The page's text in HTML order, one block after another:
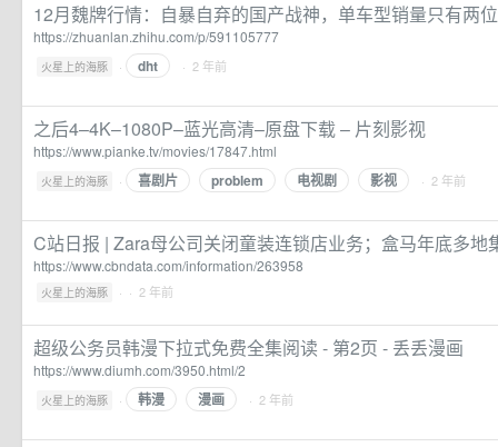
12月魏牌行情：自暴自弃的国产战神，单车型销量只有两
https://zhuanlan.zhihu.com/p/591105777
火星上的海豚 · dht · 2 年前
之后4–4K–1080P–蓝光高清–原盘下载 – 片刻影视
https://www.pianke.tv/movies/17847.html
火星上的海豚 · 喜剧片 problem 电视剧 影视 · 2 年前
C站日报 | Zara母公司关闭童装连锁店业务；盒马年底多地
https://www.cbndata.com/information/263958
火星上的海豚 · · 2 年前
超级公务员韩漫下拉式免费全集阅读 - 第2页 - 丢丢漫画
https://www.diumh.com/3950.html/2
火星上的海豚 · 韩漫 漫画 · 2 年前